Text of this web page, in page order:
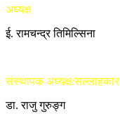
अध्यक्ष
ई. रामचन्द्र तिमिल्सिना
संस्थापक अध्यक्ष/सल्लाहकार
डा. राजु गुरुङ्ग